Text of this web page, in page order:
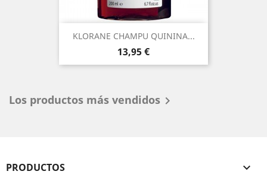
KLORANE CHAMPU QUININA...
Precio
13,95 €
Los productos más vendidos 
PRODUCTOS 